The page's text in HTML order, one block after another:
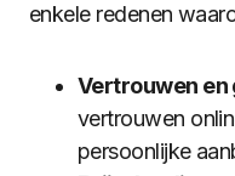
enkele redenen
Vertrouwen
vertrouwen
persoonlijke